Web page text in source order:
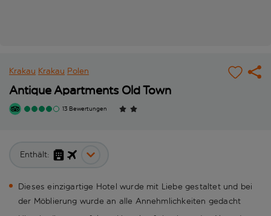
Krakau Krakau Polen
Antique Apartments Old Town
13 Bewertungen
Enthält:
Dieses einzigartige Hotel wurde mit Liebe gestaltet und bei
der Möblierung wurde an alle Annehmlichkeiten gedacht